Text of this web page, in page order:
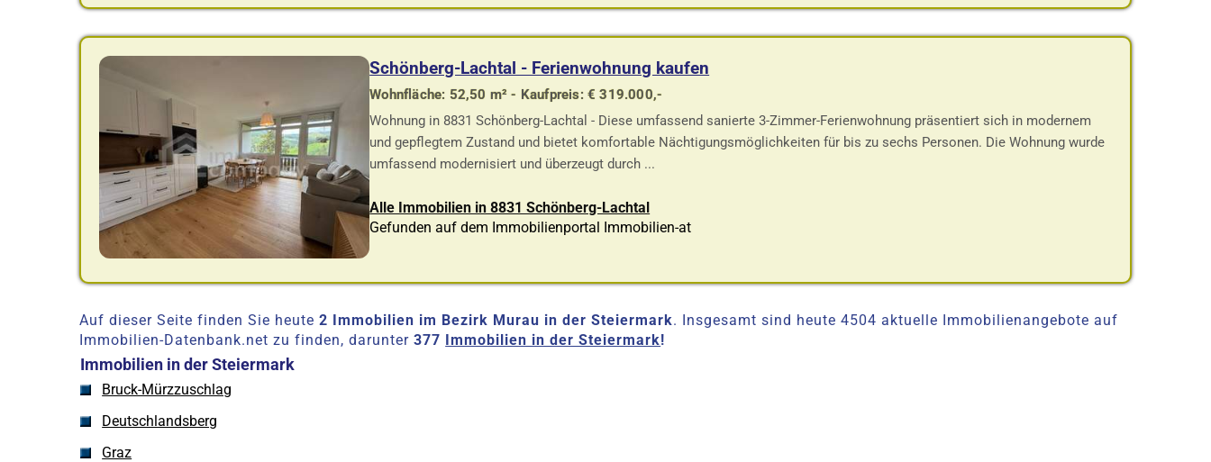
Schönberg-Lachtal - Ferienwohnung kaufen
Wohnfläche: 52,50 m² - Kaufpreis: € 319.000,-
Wohnung in 8831 Schönberg-Lachtal - Diese umfassend sanierte 3-Zimmer-Ferienwohnung präsentiert sich in modernem
und gepflegtem Zustand und bietet komfortable Nächtigungsmöglichkeiten für bis zu sechs Personen. Die Wohnung wurde
umfassend modernisiert und überzeugt durch ...
Alle Immobilien in 8831 Schönberg-Lachtal
Gefunden auf dem Immobilienportal Immobilien-at
Auf dieser Seite finden Sie heute2 Immobilien im Bezirk Murau in der Steiermark. Insgesamt sind heute 4504 aktuelle Immobilienangebote auf
Immobilien-Datenbank.net zu finden, darunter377 Immobilien in der Steiermark!
Immobilien in der Steiermark
Bruck-Mürzzuschlag
Deutschlandsberg
Graz